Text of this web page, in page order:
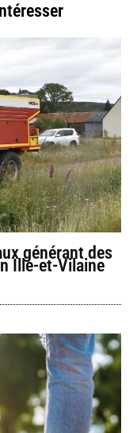
générant des
Ille-et-Vilaine